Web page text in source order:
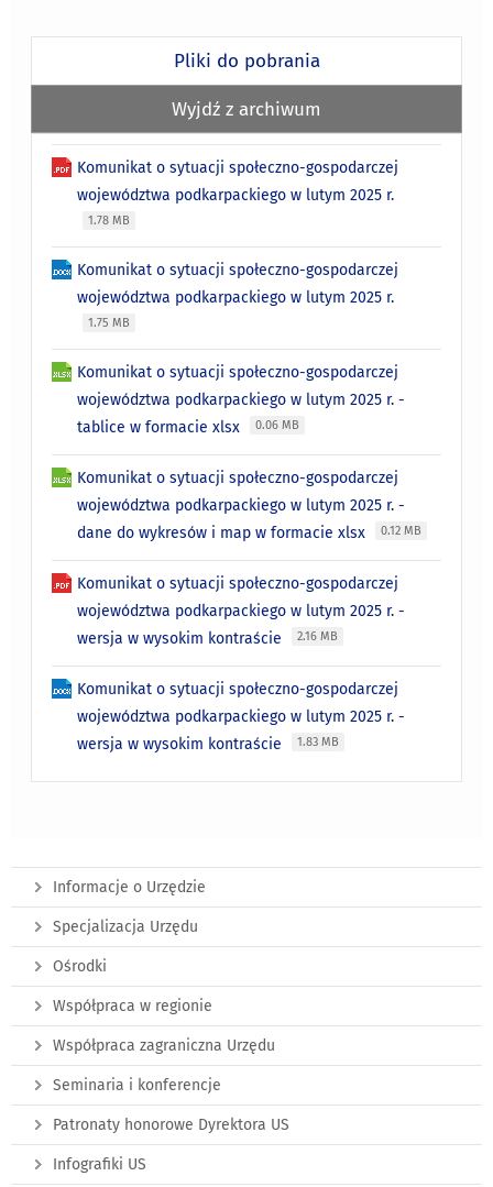
Pliki do pobrania
Wyjdź z archiwum
Komunikat o sytuacji społeczno-gospodarczej
województwa podkarpackiego w lutym 2025 r.
1.78 MB
Komunikat o sytuacji społeczno-gospodarczej
województwa podkarpackiego w lutym 2025 r.
1.75 MB
Komunikat o sytuacji społeczno-gospodarczej
województwa podkarpackiego w lutym 2025 r. -
tablice w formacie xlsx
0.06 MB
Komunikat o sytuacji społeczno-gospodarczej
województwa podkarpackiego w lutym 2025 r. -
dane do wykresów i map w formacie xlsx
0.12 MB
Komunikat o sytuacji społeczno-gospodarczej
województwa podkarpackiego w lutym 2025 r. -
wersja w wysokim kontraście
2.16 MB
Komunikat o sytuacji społeczno-gospodarczej
województwa podkarpackiego w lutym 2025 r. -
wersja w wysokim kontraście
1.83 MB
Informacje o Urzędzie
Specjalizacja Urzędu
Ośrodki
Współpraca w regionie
Współpraca zagraniczna Urzędu
Seminaria i konferencje
Patronaty honorowe Dyrektora US
Infografiki US